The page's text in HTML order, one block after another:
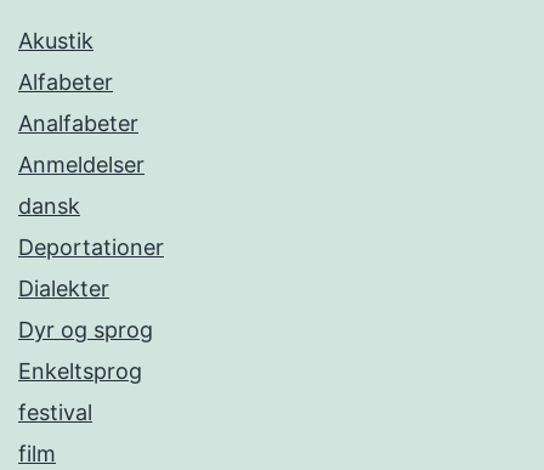
Akustik
Alfabeter
Analfabeter
Anmeldelser
dansk
Deportationer
Dialekter
Dyr og sprog
Enkeltsprog
festival
film